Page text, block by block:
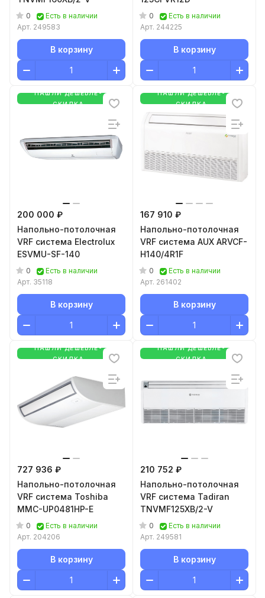
0
Есть в наличии
Арт. 249583
В корзину
0
Есть в наличии
Арт. 244225
В корзину
НАШЛИ ДЕШЕВЛЕ-
СКИДКА
200 000 ₽
Напольно-потолочная
VRF система Electrolux
ESVMU-SF-140
0
Есть в наличии
Арт. 35118
В корзину
НАШЛИ ДЕШЕВЛЕ-
СКИДКА
167 910 ₽
Напольно-потолочная
VRF система AUX ARVCF-
H140/4R1F
0
Есть в наличии
Арт. 261402
В корзину
НАШЛИ ДЕШЕВЛЕ-
СКИДКА
727 936 ₽
Напольно-потолочная
VRF система Toshiba
MMC-UP0481HP-E
0
Есть в наличии
Арт. 204206
В корзину
НАШЛИ ДЕШЕВЛЕ-
СКИДКА
210 752 ₽
Напольно-потолочная
VRF система Tadiran
TNVMF125XB/2-V
0
Есть в наличии
Арт. 249581
В корзину